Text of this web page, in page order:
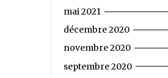
mai 2021
décembre 2020
novembre 2020
septembre 2020